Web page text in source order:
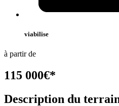
viabilise
à partir de
115 000€*
Description du